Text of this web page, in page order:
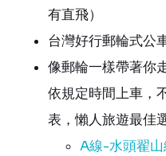
有直飛）
台灣好行郵輪式公
像郵輪一樣帶著你
依規定時間上車，
表，懶人旅遊最佳
A線-水頭翟山